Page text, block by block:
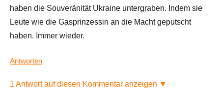
haben die Souveränität Ukraine untergraben. Indem sie
Leute wie die Gasprinzessin an die Macht geputscht
haben. Immer wieder.
Antworten
1 Antwort auf diesen Kommentar anzeigen ▼